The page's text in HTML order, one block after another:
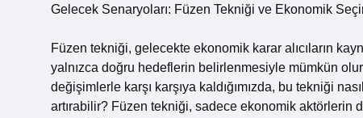
Gelecek Senaryoları: Füzen Tekniği ve Ekonomik
Füzen tekniği, gelecekte ekonomik karar alıcıların
yalnızca doğru hedeflerin belirlenmesiyle mümkün
değişimlerle karşı karşıya kaldığımızda, bu tekniği
artırabilir? Füzen tekniği, sadece ekonomik aktörlerin